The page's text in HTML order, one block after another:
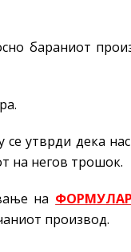
бараниот
утврди дека
на негов трошок.
на
производ.